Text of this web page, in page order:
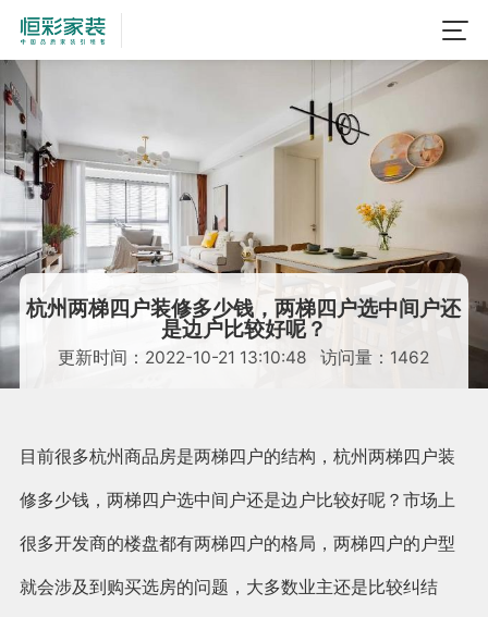
杭州两梯四户装修多少钱，两梯四户选中间户还
是边户比较好呢？
更新时间：2022-10-21 13:10:48 访问量：1462
目前很多杭州商品房是两梯四户的结构，杭州两梯四户装
修多少钱，两梯四户选中间户还是边户比较好呢？市场上
很多开发商的楼盘都有两梯四户的格局，两梯四户的户型
就会涉及到购买选房的问题，大多数业主还是比较纠结